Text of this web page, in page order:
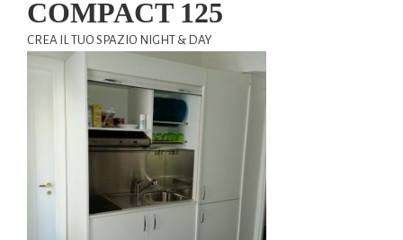
COMPACT 125
CREA IL TUO SPAZIO NIGHT & DAY